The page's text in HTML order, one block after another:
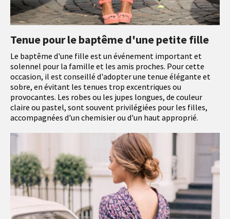
Tenue pour le baptême d'une petite fille
Le baptême d'une fille est un événement important et
solennel pour la famille et les amis proches. Pour cette
occasion, il est conseillé d'adopter une tenue élégante et
sobre, en évitant les tenues trop excentriques ou
provocantes. Les robes ou les jupes longues, de couleur
claire ou pastel, sont souvent privilégiées pour les filles,
accompagnées d'un chemisier ou d'un haut approprié.